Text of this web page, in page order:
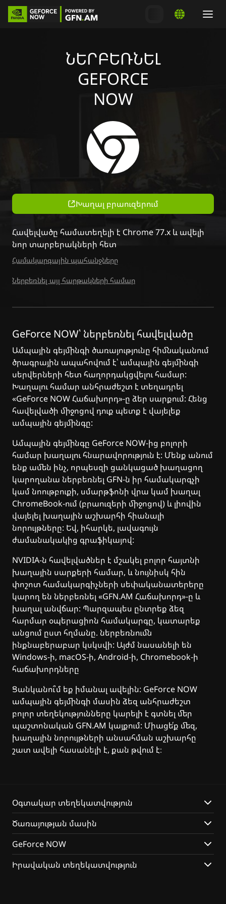
ՆԵՐԲԵՌՆԵԼ
GEFORCE
NOW
Խաղալ բրաուզերում
Հավելվածը համատեղելի է Chrome 77.x և ավելի
նոր տարբերակների հետ
Համակարգային պահանջները
Ներբեռնել այլ հարթակների համար
GeForce NOW՝ ներբեռնել հավելվածը
Ամպային գեյմինգի ծառայությունը հիմնականում
ծրագրային ապահովում է՝ ամպային գեյմինգի
սերվերների հետ հաղորդակցվելու համար:
Խաղալու համար անհրաժեշտ է տեղադրել
«GeForce NOW Հաճախորդ»-ը ձեր սարքում: Հենց
հավելվածի միջոցով դուք պետք է վայելեք
ամպային գեյմինգը:
Ամպային գեյմինգը GeForce NOW-ից բոլորի
համար խաղալու հնարավորություն է: Մենք անում
ենք ամեն ինչ, որպեսզի ցանկացած խաղացող
կարողանա ներբեռնել GFN-ն իր համակարգչի
կամ նոութբուքի, սմարթֆոնի վրա կամ խաղալ
ChromeBook-ում (բրաուզերի միջոցով) և լիովին
վայելել խաղային աշխարհի հիանալի
նորույթները: Եվ, իհարկե, լավագույն
ժամանակակից գրաֆիկայով:
NVIDIA-ն հավելվածներ է մշակել բոլոր հայտնի
խաղային սարքերի համար, և նույնիսկ հին
փոշոտ համակարգիչների սեփականատերերը
կարող են ներբեռնել «GFN.AM Հաճախորդ»-ը և
խաղալ անվճար: Պարզապես ընտրեք ձեզ
հարմար օպերացիոն համակարգը, կատարեք
անցում ըստ հղմանը. ներբեռնումն
ինքնաբերաբար կսկսվի: Այժմ նասանելի են
Windows-ի, macOS-ի, Android-ի, Chromebook-ի
հաճախորդները
Ցանկանու՞մ եք իմանալ ավելին: GeForce NOW
ամպային գեյմինգի մասին ձեզ անհրաժեշտ
բոլոր տեղեկությունները կարելի է գտնել մեր
պաշտոնական GFN.AM կայքում: Միացե՛ք մեզ,
խաղային նորույթների անսահման աշխարհը
շատ ավելի հասանելի է, քան թվում է։
Օգտակար տեղեկատվություն
Ծառայության մասին
GeForce NOW
Իրավական տեղեկատվություն